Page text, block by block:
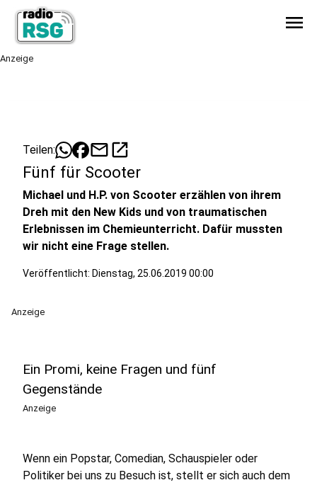
menu
Anzeige
Teilen: mailopen_in_new
Fünf für Scooter
Michael und H.P. von Scooter erzählen von ihrem
Dreh mit den New Kids und von traumatischen
Erlebnissen im Chemieunterricht. Dafür mussten
wir nicht eine Frage stellen.
Veröffentlicht: Dienstag, 25.06.2019 00:00
Anzeige
Ein Promi, keine Fragen und fünf
Gegenstände
Anzeige
Wenn ein Popstar, Comedian, Schauspieler oder
Politiker bei uns zu Besuch ist, stellt er sich auch dem